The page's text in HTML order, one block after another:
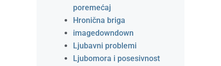
poremećaj
Hronična briga
imagedowndown
Ljubavni problemi
Ljubomora i posesivnost